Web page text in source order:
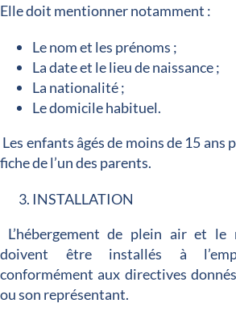
Elle doit mentionner notamment :
Le nom et les prénoms ;
La date et le lieu de naissance ;
La nationalité ;
Le domicile habituel.
Les enfants âgés de moins de 15 ans
fiche de l’un des parents.
INSTALLATION
L’hébergement de plein air et le
doivent être installés à
conformément aux directives
ou son représentant.